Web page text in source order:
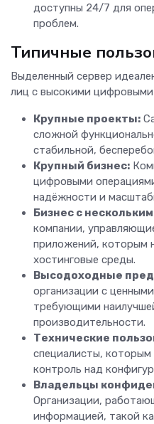
доступны 24/7 для
проблем.
Типичные
Выделенный сервер
лиц с высокими
Крупные проекты:
сложной
стабильной,
Крупный бизнес:
цифровыми
надёжности и
Бизнес с
компании,
приложений, которым
хостинговые среды.
Высодоходные
организации с
требующими
производительности.
Технические
специалисты,
контроль над
Владельцы
Организации,
информацией, такой